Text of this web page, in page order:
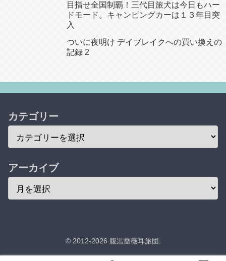
目指せ全国制覇！三代目旅犬は今日もハー
ドモード。キャンピングカーは１３年目突
入
ついに夜明け デイブレイクへの買い換えの
記録 2
カテゴリー
アーカイブ
© 2012-2026 腹黒薔薇耳旅団.